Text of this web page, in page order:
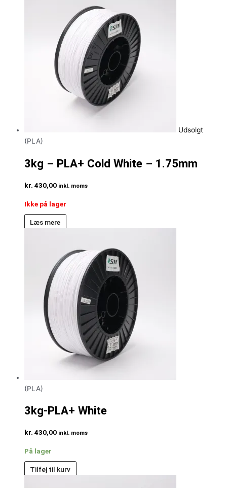
Udsolgt
(PLA)
3kg – PLA+ Cold White – 1.75mm
kr. 430,00 inkl. moms
Ikke på lager
Læs mere
(PLA)
3kg-PLA+ White
kr. 430,00 inkl. moms
På lager
Tilføj til kurv